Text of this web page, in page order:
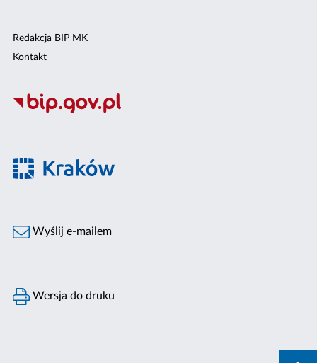
Redakcja BIP MK
Kontakt
Wyślij e-mailem
Wersja do druku